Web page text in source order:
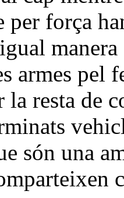
per força
armes pel
la resta de
són una